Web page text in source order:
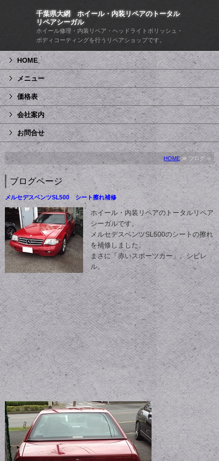
千葉県大網 ホイール・内装リペアのトータル
リペアシーガル
ホイール修理・内装リペア・ヘッドライトポリッシュ・
ボディコーティングを行うリペアショップです。
HOME
メニュー
価格表
会社案内
お問合せ
HOME ≫ ブログ ≫
ブログページ
メルセデスベンツSL500 シート擦れ補修
ホイール・内装リペアのトータルリペア
シーガルです。
メルセデスベンツSL500のシートの擦れ
を補修しました。
まさに「赤いスポーツカー」。シビレ
ル。